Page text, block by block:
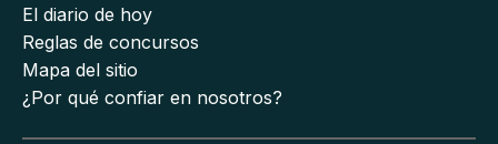
El diario de hoy
Reglas de concursos
Mapa del sitio
¿Por qué confiar en nosotros?